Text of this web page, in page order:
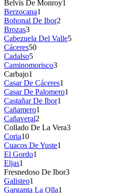
Belvís De Monroy1
Berzocana1
Bohonal De Ibor2
Brozas3
Cabezuela Del Valle5
Cáceres50
Cadalso5
Caminomorisco3
Carbajo1
Casar De Cáceres1
Casar De Palomero1
Castañar De Ibor1
Cañamero1
Cañaveral2
Collado De La Vera3
Coria10
Cuacos De Yuste1
El Gordo1
Eljas1
Fresnedoso De Ibor3
Galisteo1
Garganta La Olla1